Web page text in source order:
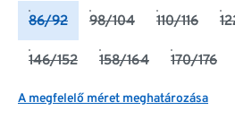
86/92 98/104 110/116
146/152 158/164 170/176
A megfelelő méret meghatározása